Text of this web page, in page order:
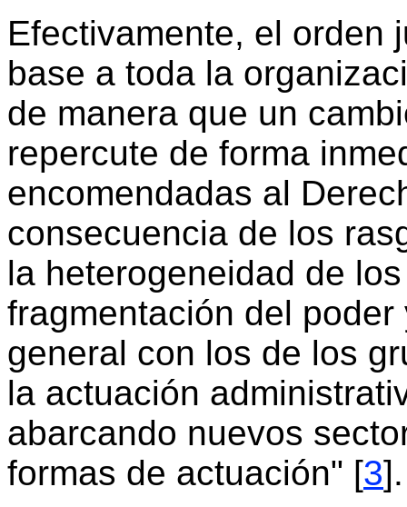
Efectivamente, el orden
base a toda la
de manera que un
repercute de forma
encomendadas al
consecuencia de los
la heterogeneidad de
fragmentación del
general con los de los
la actuación
abarcando nuevos
formas de actuación" [3].